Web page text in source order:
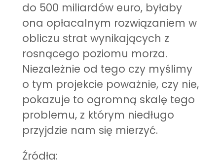
do 500 miliardów euro, byłaby
ona opłacalnym rozwiązaniem w
obliczu strat wynikających z
rosnącego poziomu morza.
Niezależnie od tego czy myślimy
o tym projekcie poważnie, czy nie,
pokazuje to ogromną skalę tego
problemu, z którym niedługo
przyjdzie nam się mierzyć.
Źródła: